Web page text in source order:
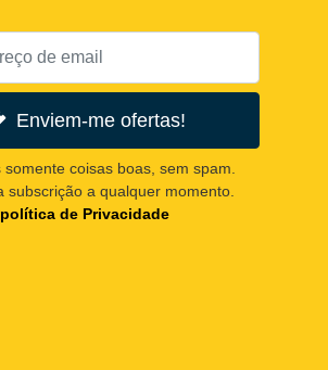
Enviem-me ofertas!
somente coisas boas, sem spam.
subscrição a qualquer momento.
política de Privacidade